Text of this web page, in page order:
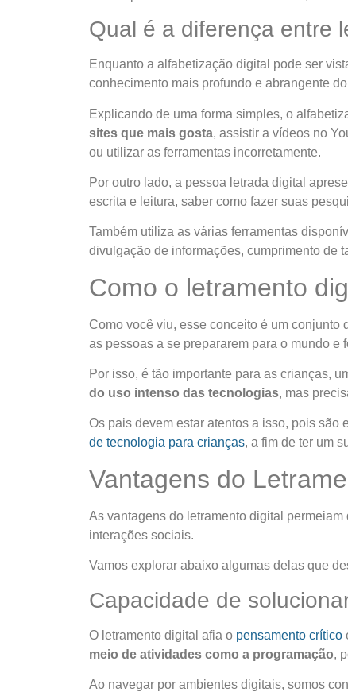
Qual é a diferença entre
Enquanto a alfabetização digital pode ser
conhecimento mais profundo e abrangente
Explicando de uma forma simples, o
sites que mais gosta, assistir a vídeos no
ou utilizar as ferramentas incorretamente.
Por outro lado, a pessoa letrada digital
escrita e leitura, saber como fazer suas
Também utiliza as várias ferramentas
divulgação de informações, cumprimento de
Como o letramento
Como você viu, esse conceito é um
as pessoas a se prepararem para o mundo
Por isso, é tão importante para as crianças,
do uso intenso das tecnologias, mas
Os pais devem estar atentos a isso, pois são
de tecnologia para crianças, a fim de ter um
Vantagens do
As vantagens do letramento digital permeiam
interações sociais.
Vamos explorar abaixo algumas delas que
Capacidade de
O letramento digital afia o pensamento crítico
meio de atividades como a programação,
Ao navegar por ambientes digitais, somos